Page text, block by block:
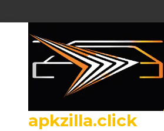
apkzilla.click